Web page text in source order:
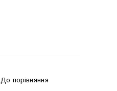
До порівняння